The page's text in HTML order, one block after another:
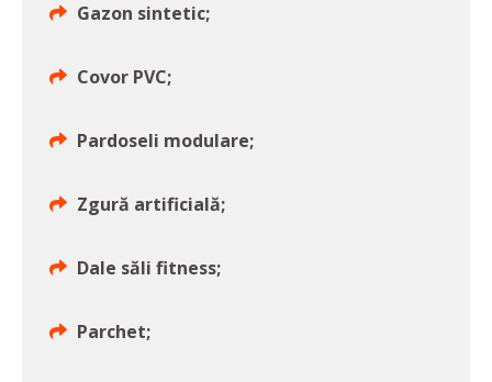
Gazon sintetic;
Covor PVC;
Pardoseli modulare;
Zgură artificială;
Dale săli fitness;
Parchet;